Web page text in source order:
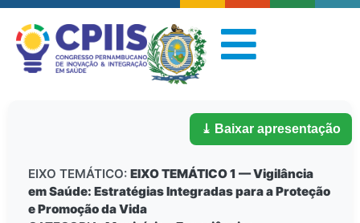
⤓ Baixar apresentação
EIXO TEMÁTICO: EIXO TEMÁTICO 1 — Vigilância
em Saúde: Estratégias Integradas para a Proteção
e Promoção da Vida